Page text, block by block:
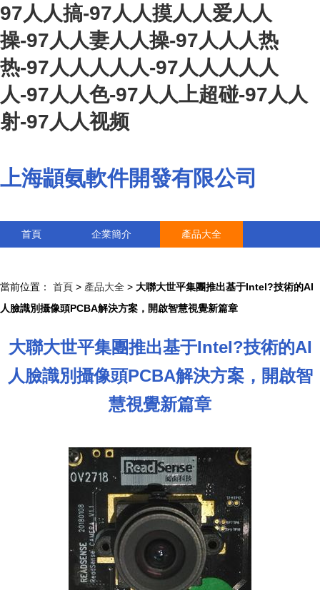
97人人搞-97人人摸人人爱人人
操-97人人妻人人操-97人人人热
热-97人人人人人-97人人人人人
人-97人人色-97人人上超碰-97人人
射-97人人视频
上海顓氨軟件開發有限公司
首頁 企業簡介 產品大全
當前位置： 首頁 > 產品大全 > 大聯大世平集團推出基于Intel?技術的AI
人臉識別攝像頭PCBA解決方案，開啟智慧視覺新篇章
大聯大世平集團推出基于Intel?技術的AI
人臉識別攝像頭PCBA解決方案，開啟智
慧視覺新篇章